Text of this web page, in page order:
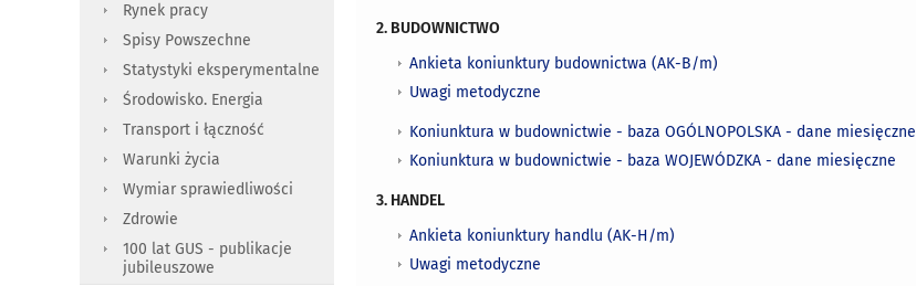
2. BUDOWNICTWO
Ankieta koniunktury budownictwa (AK-B/m)
Uwagi metodyczne
Koniunktura w budownictwie - baza OGÓLNOPOLSKA - dane miesięczne
Koniunktura w budownictwie - baza WOJEWÓDZKA - dane miesięczne
3. HANDEL
Ankieta koniunktury handlu (AK-H/m)
Uwagi metodyczne
Rynek pracy
Spisy Powszechne
Statystyki eksperymentalne
Środowisko. Energia
Transport i łączność
Warunki życia
Wymiar sprawiedliwości
Zdrowie
100 lat GUS - publikacje
jubileuszowe